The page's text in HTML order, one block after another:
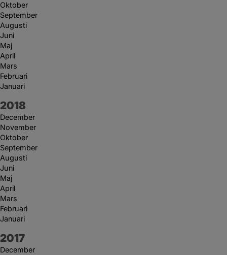
Oktober
September
Augusti
Juni
Maj
April
Mars
Februari
Januari
År:
2018
December
November
Oktober
September
Augusti
Juni
Maj
April
Mars
Februari
Januari
År:
2017
December